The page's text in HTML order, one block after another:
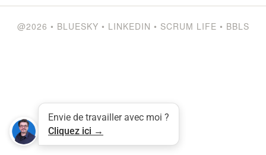
@2026 • BLUESKY • LINKEDIN • SCRUM LIFE • BBLS
Envie de travailler avec moi ?
Cliquez ici →
Share this selectionTweet LinkedIn